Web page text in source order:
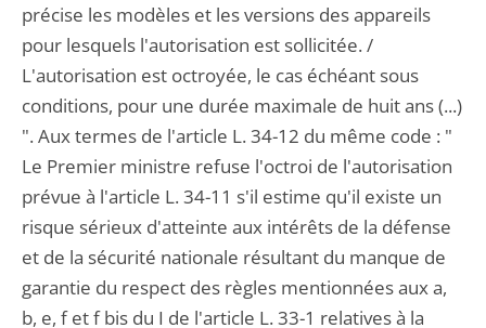
précise les modèles et les versions des appareils
pour lesquels l'autorisation est sollicitée. /
L'autorisation est octroyée, le cas échéant sous
conditions, pour une durée maximale de huit ans (...)
". Aux termes de l'article L. 34-12 du même code : "
Le Premier ministre refuse l'octroi de l'autorisation
prévue à l'article L. 34-11 s'il estime qu'il existe un
risque sérieux d'atteinte aux intérêts de la défense
et de la sécurité nationale résultant du manque de
garantie du respect des règles mentionnées aux a,
b, e, f et f bis du I de l'article L. 33-1 relatives à la